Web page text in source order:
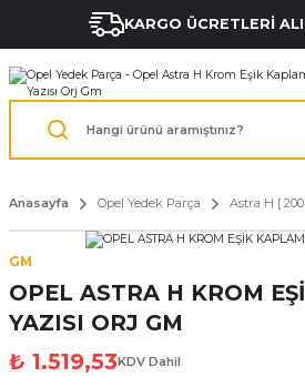
KARGO ÜCRETLERİ
Anasayfa Opel Yedek Parça Astra H [
GM
OPEL ASTRA H KROM
YAZISI ORJ GM
₺ 1.519,53KDV Dahil